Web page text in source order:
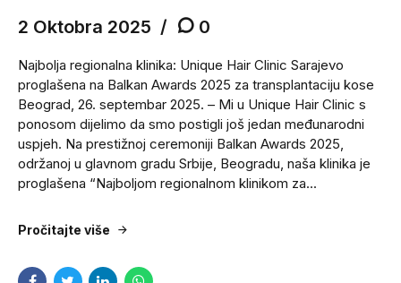
2 Oktobra 2025 0
Najbolja regionalna klinika: Unique Hair Clinic Sarajevo
proglašena na Balkan Awards 2025 za transplantaciju kose
Beograd, 26. septembar 2025. – Mi u Unique Hair Clinic s
ponosom dijelimo da smo postigli još jedan međunarodni
uspjeh. Na prestižnoj ceremoniji Balkan Awards 2025,
održanoj u glavnom gradu Srbije, Beogradu, naša klinika je
proglašena “Najboljom regionalnom klinikom za...
Pročitajte više